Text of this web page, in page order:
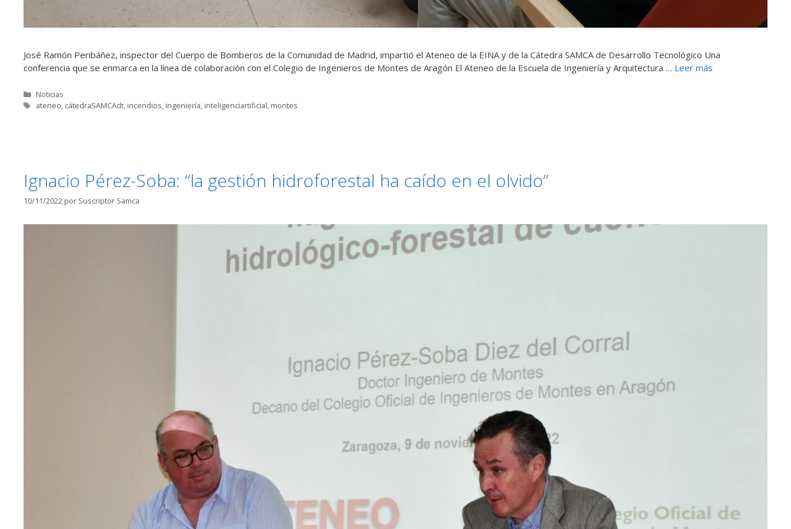
José Ramón Peribáñez, inspector del Cuerpo de Bomberos de la Comunidad de Madrid, impartió el Ateneo de la EINA y de la Cátedra SAMCA de Desarrollo Tecnológico Una
conferencia que se enmarca en la línea de colaboración con el Colegio de Ingenieros de Montes de Aragón El Ateneo de la Escuela de Ingeniería y Arquitectura … Leer más
Categorías
Noticias
Etiquetas
ateneo, cátedraSAMCAdt, incendios, ingeniería, inteligenciartificial, montes
Ignacio Pérez-Soba: “la gestión hidroforestal ha caído en el olvido”
10/11/2022 por Suscriptor Samca